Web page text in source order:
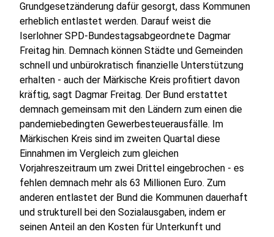
Grundgesetzänderung dafür gesorgt, dass Kommunen
erheblich entlastet werden. Darauf weist die
Iserlohner SPD-Bundestagsabgeordnete Dagmar
Freitag hin. Demnach können Städte und Gemeinden
schnell und unbürokratisch finanzielle Unterstützung
erhalten - auch der Märkische Kreis profitiert davon
kräftig, sagt Dagmar Freitag. Der Bund erstattet
demnach gemeinsam mit den Ländern zum einen die
pandemiebedingten Gewerbesteuerausfälle. Im
Märkischen Kreis sind im zweiten Quartal diese
Einnahmen im Vergleich zum gleichen
Vorjahreszeitraum um zwei Drittel eingebrochen - es
fehlen demnach mehr als 63 Millionen Euro. Zum
anderen entlastet der Bund die Kommunen dauerhaft
und strukturell bei den Sozialausgaben, indem er
seinen Anteil an den Kosten für Unterkunft und